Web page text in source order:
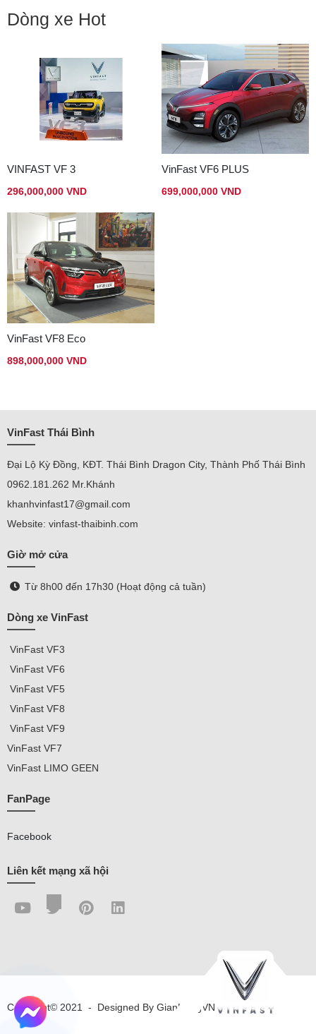
Dòng xe Hot
VINFAST VF 3
296,000,000 VND
VinFast VF6 PLUS
699,000,000 VND
VinFast VF8 Eco
898,000,000 VND
VinFast Thái Bình
Đại Lộ Kỳ Đồng, KĐT. Thái Bình Dragon City, Thành Phố Thái Bình
0962.181.262 Mr.Khánh
khanhvinfast17@gmail.com
Website: vinfast-thaibinh.com
Giờ mở cửa
Từ 8h00 đến 17h30 (Hoạt động cả tuần)
Dòng xe VinFast
VinFast VF3
VinFast VF6
VinFast VF5
VinFast VF8
VinFast VF9
VinFast VF7
VinFast LIMO GEEN
FanPage
Facebook
Liên kết mạng xã hội
Copyright© 2021 - Designed By GianHangVN